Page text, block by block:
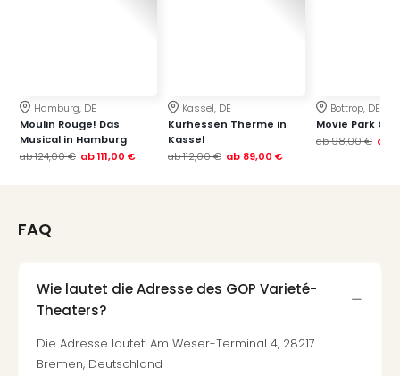
Hamburg, DE
Moulin Rouge! Das
Musical in Hamburg
ab124,00 € ab111,00 €
Kassel, DE
Kurhessen Therme in
Kassel
ab112,00 € ab 89,00 €
Bottrop, DE
Movie Park
ab98,00 € ab
FAQ
Wie lautet die Adresse des GOP Varieté-
Theaters?
Die Adresse lautet: Am Weser-Terminal 4, 28217
Bremen, Deutschland